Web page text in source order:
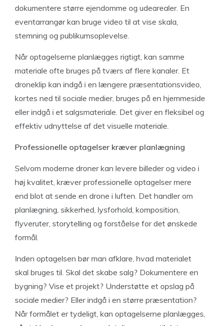
dokumentere større ejendomme og udearealer. En
eventarrangør kan bruge video til at vise skala,
stemning og publikumsoplevelse.
Når optagelserne planlægges rigtigt, kan samme
materiale ofte bruges på tværs af flere kanaler. Et
droneklip kan indgå i en længere præsentationsvideo,
kortes ned til sociale medier, bruges på en hjemmeside
eller indgå i et salgsmateriale. Det giver en fleksibel og
effektiv udnyttelse af det visuelle materiale.
Professionelle optagelser kræver planlægning
Selvom moderne droner kan levere billeder og video i
høj kvalitet, kræver professionelle optagelser mere
end blot at sende en drone i luften. Det handler om
planlægning, sikkerhed, lysforhold, komposition,
flyveruter, storytelling og forståelse for det ønskede
formål.
Inden optagelsen bør man afklare, hvad materialet
skal bruges til. Skal det skabe salg? Dokumentere en
bygning? Vise et projekt? Understøtte et opslag på
sociale medier? Eller indgå i en større præsentation?
Når formålet er tydeligt, kan optagelserne planlægges,